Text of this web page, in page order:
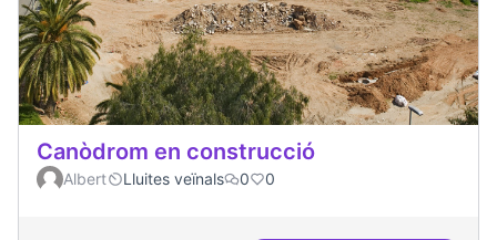
Canòdrom en construcció
Albert Lluites veïnals 0 0